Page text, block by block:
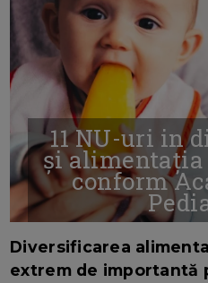
11 NU-uri in
și
conform
Diversificarea
extrem de importantă